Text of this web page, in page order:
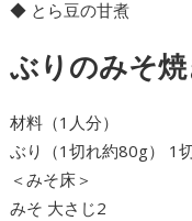
◆ とら豆の甘煮
ぶりのみそ焼
材料（1人分）
ぶり（1切れ約80g） 1
＜みそ床＞
みそ 大さじ2